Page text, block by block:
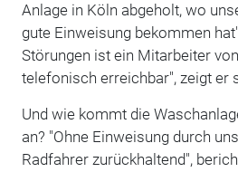
Anlage in Köln abgeholt, wo
gute Einweisung bekommen
Störungen ist ein Mitarbeiter
telefonisch erreichbar", zeigt er
Und wie kommt die
an? "Ohne Einweisung durch
Radfahrer zurückhaltend",